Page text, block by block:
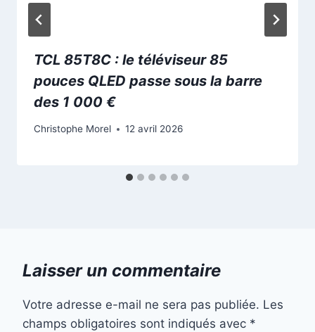
TCL 85T8C : le téléviseur 85
pouces QLED passe sous la barre
des 1 000 €
Christophe Morel 12 avril 2026
Laisser un commentaire
Votre adresse e-mail ne sera pas publiée. Les
champs obligatoires sont indiqués avec *